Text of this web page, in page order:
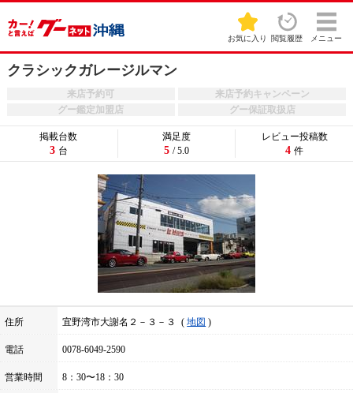
お気に入り 閲覧履歴 メニュー
クラシックガレージルマン
来店予約可
来店予約キャンペーン
グー鑑定加盟店
グー保証取扱店
住所 宜野湾市大謝名２－３－３ 地図
電話 0078-6049-2590
営業時間 8：30〜18：30
掲載台数
3 台
満足度
5 / 5.0
レビュー投稿数
4 件